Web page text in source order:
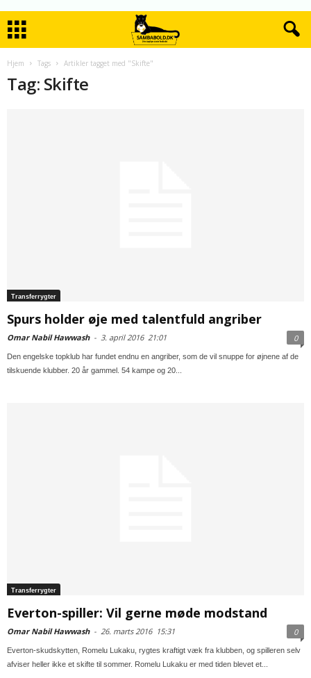
Hjem Tags Artikler tagget med "Skifte"
Tag: Skifte
Transferrygter
Spurs holder øje med talentfuld angriber
Omar Nabil Hawwash - 3. april 201621:01 0
Den engelske topklub har fundet endnu en angriber, som de vil snuppe for øjnene af de
tilskuende klubber. 20 år gammel. 54 kampe og 20...
Transferrygter
Everton-spiller: Vil gerne møde modstand
Omar Nabil Hawwash - 26. marts 201615:31 0
Everton-skudskytten, Romelu Lukaku, rygtes kraftigt væk fra klubben, og spilleren selv
afviser heller ikke et skifte til sommer. Romelu Lukaku er med tiden blevet et...